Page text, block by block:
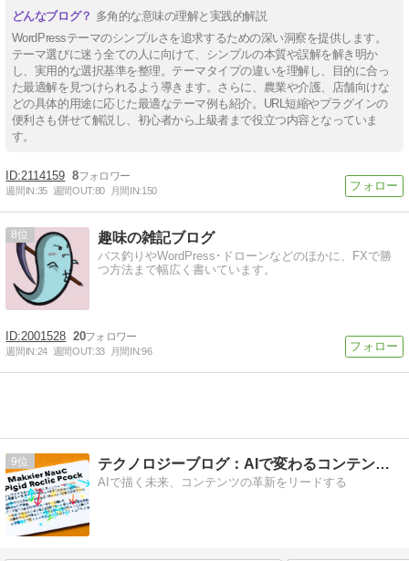
多角的な意味の理解と実践的解説
WordPressテーマのシンプルさを追求するための深い洞察を提供します。
テーマ選びに迷う全ての人に向けて、シンプルの本質や誤解を解き明か
し、実用的な選択基準を整理。テーマタイプの違いを理解し、目的に合っ
た最適解を見つけられるよう導きます。さらに、農業や介護、店舗向けな
どの具体的用途に応じた最適なテーマ例も紹介。URL短縮やプラグインの
便利さも併せて解説し、初心者から上級者まで役立つ内容となっていま
す。
2114159 8
週間IN:35 週間OUT:80 月間IN:150
8 趣味の雑記ブログ
バス釣りやWordPress･ドローンなどのほかに、FXで勝
つ方法まで幅広く書いています。
2001528 20
週間IN:24 週間OUT:33 月間IN:96
9 テクノロジーブログ：AIで変わるコンテンツ制作
AIで描く未来、コンテンツの革新をリードする